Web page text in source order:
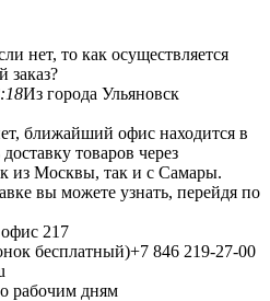
нет, то как осуществляется
заказ?
Из города Ульяновск
ближайший офис находится в
товаров через
из Москвы, так и с Самары.
вы можете узнать, перейдя по
217
бесплатный)+7 846 219-27-00
рабочим дням